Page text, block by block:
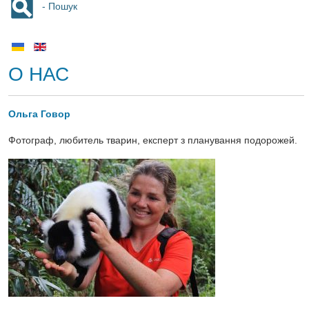
- Пошук
О НАС
Ольга Говор
Фотограф, любитель тварин, експерт з планування подорожей.